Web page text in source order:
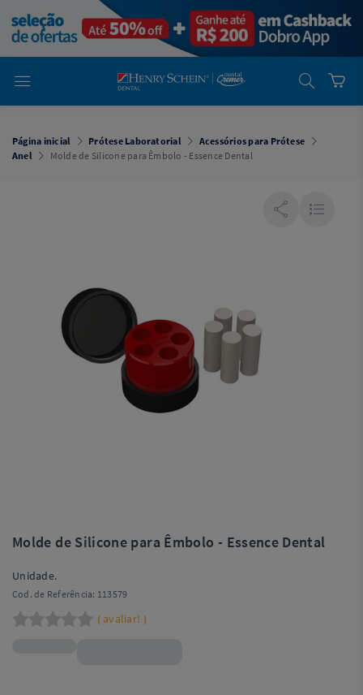
Dental
Cremer -
Henry Schein
Laboratório
Laboratório
Cremer -
Henry Schein
Cremer
Simples
Dental
Software
Odontológico
Página inicial Prótese Laboratorial
Acessórios para Prótese
Anel
Molde de Silicone para Êmbolo - Essence Dental
Molde de Silicone para Êmbolo - Essence Dental
Unidade.
Cod. de Referência: 113579
( avaliar! )